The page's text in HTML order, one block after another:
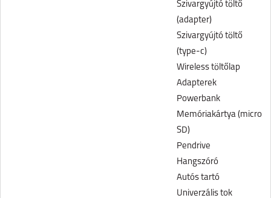
Szivargyújtó töltő
(adapter)
Szivargyújtó töltő
(type-c)
Wireless töltőlap
Adapterek
Powerbank
Memóriakártya (micro
SD)
Pendrive
Hangszóró
Autós tartó
Univerzális tok